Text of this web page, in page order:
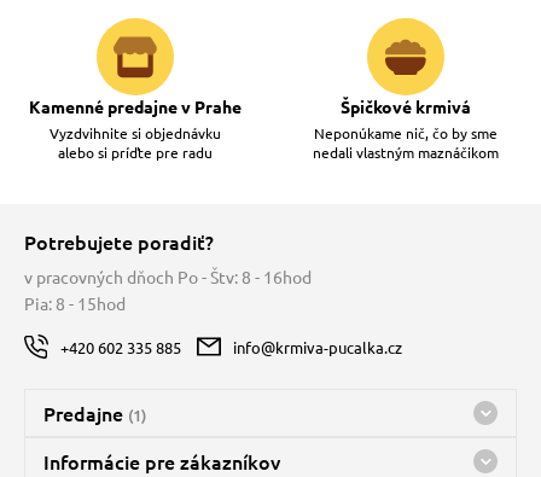
Kamenné predajne v Prahe
Vyzdvihnite si objednávku
alebo si príďte pre radu
Špičkové krmivá
Neponúkame nič, čo by sme
nedali vlastným maznáčikom
Potrebujete poradiť?
v pracovných dňoch Po - Štv: 8 - 16hod
Pia: 8 - 15hod
+420 602 335 885 info@krmiva-pucalka.cz
Predajne (1)
Predajňa a sklad Kbely
Informácie pre zákazníkov